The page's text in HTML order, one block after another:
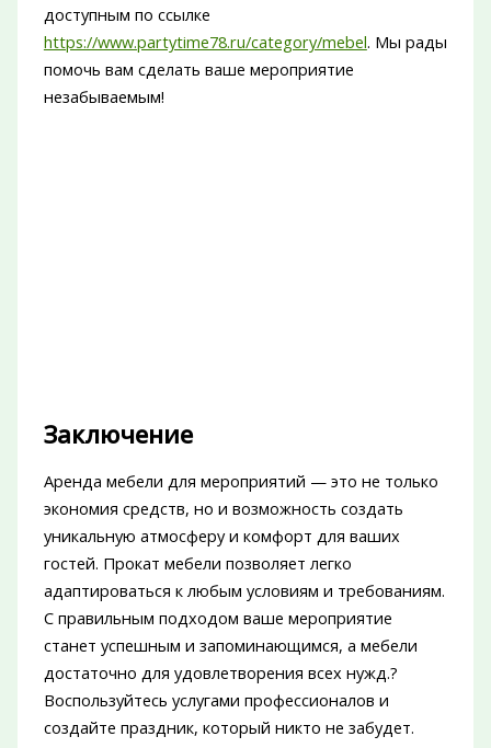
доступным по ссылке
https://www.partytime78.ru/category/mebel. Мы рады
помочь вам сделать ваше мероприятие
незабываемым!
Заключение
Аренда мебели для мероприятий — это не только
экономия средств, но и возможность создать
уникальную атмосферу и комфорт для ваших
гостей. Прокат мебели позволяет легко
адаптироваться к любым условиям и требованиям.
С правильным подходом ваше мероприятие
станет успешным и запоминающимся, а мебели
достаточно для удовлетворения всех нужд.?
Воспользуйтесь услугами профессионалов и
создайте праздник, который никто не забудет.